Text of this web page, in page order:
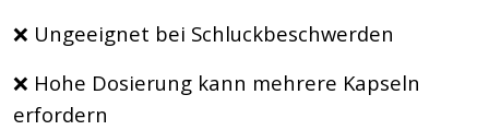
❌ Ungeeignet bei Schluckbeschwerden
❌ Hohe Dosierung kann mehrere Kapseln
erfordern